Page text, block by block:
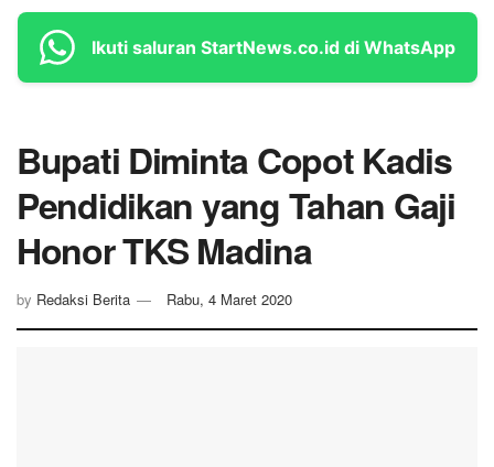
Ikuti saluran StartNews.co.id di WhatsApp
Bupati Diminta Copot Kadis
Pendidikan yang Tahan Gaji
Honor TKS Madina
by Redaksi Berita Rabu, 4 Maret 2020